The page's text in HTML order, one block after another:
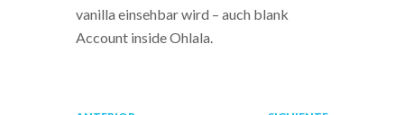
vanilla einsehbar wird – auch blank
Account inside Ohlala.